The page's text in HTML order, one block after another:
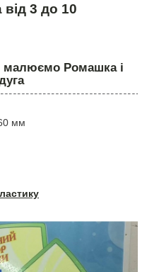
3 до 10
малюємо Ромашка і
мм